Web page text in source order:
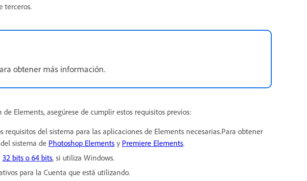
terceros.
obtener más información.
Elements, asegúrese de cumplir estos requisitos previos:
requisitos del sistema para las aplicaciones de Elements necesarias.Para obtener
sistema de Photoshop Elements y Premiere Elements.
32 bits o 64 bits, si utiliza Windows.
para la Cuenta que está utilizando.